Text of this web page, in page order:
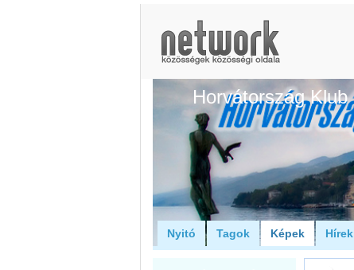
Horvátország Klub
Nyitó Tagok Képek Hírek